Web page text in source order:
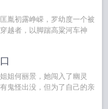
胤初露峥嵘，罗幼度一个被
越者，以脚踹高粱河车神
姐何丽景，她闯入了幽灵
鬼怪出没，但为了自己的亲